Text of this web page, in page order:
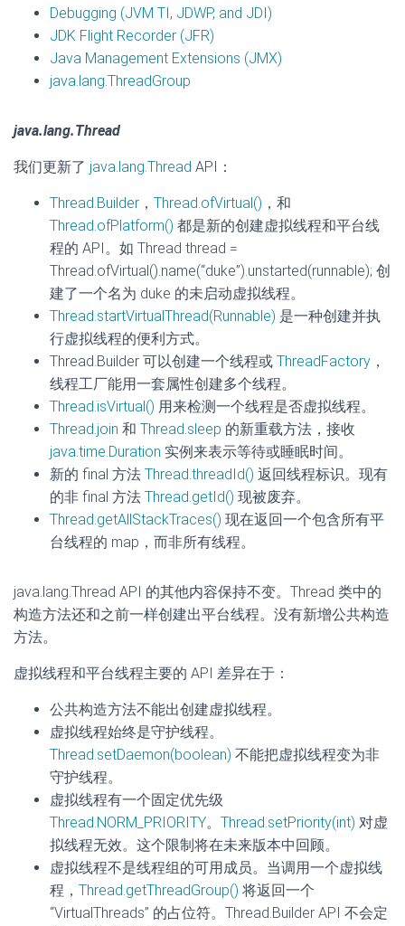
Debugging (JVM TI, JDWP, and JDI)
JDK Flight Recorder (JFR)
Java Management Extensions (JMX)
java.lang.ThreadGroup
java.lang.Thread
我们更新了 java.lang.Thread API：
Thread.Builder ， Thread.ofVirtual() ，和
Thread.ofPlatform() 都是新的创建虚拟线程和平台线
程的 API。如 Thread thread =
Thread.ofVirtual().name(“duke”).unstarted(runnable); 创
建了一个名为 duke 的未启动虚拟线程。
Thread.startVirtualThread(Runnable) 是一种创建并执
行虚拟线程的便利方式。
Thread.Builder 可以创建一个线程或 ThreadFactory ，
线程工厂能用一套属性创建多个线程。
Thread.isVirtual() 用来检测一个线程是否虚拟线程。
Thread.join 和 Thread.sleep 的新重载方法，接收
java.time.Duration 实例来表示等待或睡眠时间。
新的 final 方法 Thread.threadId() 返回线程标识。现有
的非 final 方法 Thread.getId() 现被废弃。
Thread.getAllStackTraces() 现在返回一个包含所有平
台线程的 map，而非所有线程。
java.lang.Thread API 的其他内容保持不变。Thread 类中的
构造方法还和之前一样创建出平台线程。没有新增公共构造
方法。
虚拟线程和平台线程主要的 API 差异在于：
公共构造方法不能出创建虚拟线程。
虚拟线程始终是守护线程。
Thread.setDaemon(boolean) 不能把虚拟线程变为非
守护线程。
虚拟线程有一个固定优先级
Thread.NORM_PRIORITY。 Thread.setPriority(int) 对虚
拟线程无效。这个限制将在未来版本中回顾。
虚拟线程不是线程组的可用成员。当调用一个虚拟线
程， Thread.getThreadGroup() 将返回一个
“VirtualThreads” 的占位符。Thread.Builder API 不会定